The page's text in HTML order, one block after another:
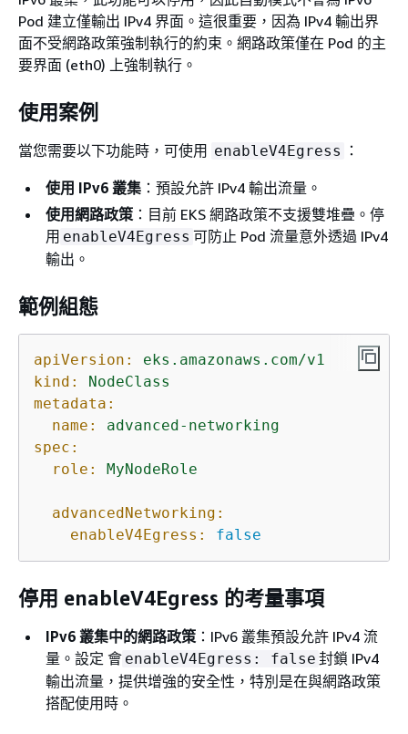
Pod 建立僅輸出 IPv4 界面。這很重要，因為 IPv4 輸出界
面不受網路政策強制執行的約束。網路政策僅在 Pod 的主
要界面 (eth0) 上強制執行。
使用案例
當您需要以下功能時，可使用 enableV4Egress ：
使用 IPv6 叢集 ：預設允許 IPv4 輸出流量。
使用網路政策 ：目前 EKS 網路政策不支援雙堆疊。停
用 enableV4Egress 可防止 Pod 流量意外透過 IPv4
輸出。
範例組態
apiVersion:
eks.amazonaws.com/v1
kind:
NodeClass
metadata:
name:
advanced-networking
spec:
role:
MyNodeRole
advancedNetworking:
enableV4Egress:
false
停用 enableV4Egress 的考量事項
IPv6 叢集中的網路政策 ：IPv6 叢集預設允許 IPv4 流
量。設定 會 enableV4Egress: false 封鎖 IPv4
輸出流量，提供增強的安全性，特別是在與網路政策
搭配使用時。